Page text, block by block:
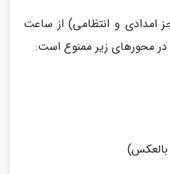
امدادی و انتظامی) از ساعت